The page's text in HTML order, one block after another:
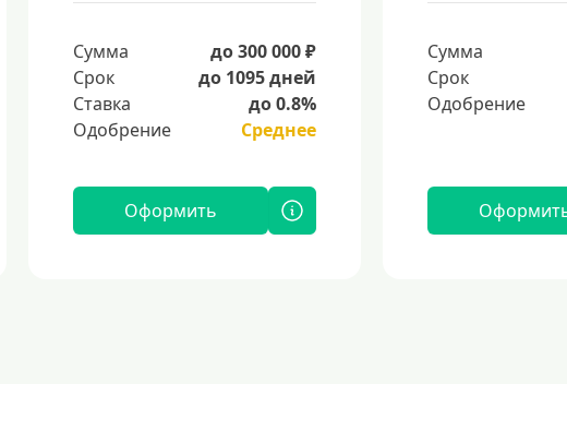
Сумма
до 300 000 ₽
Срок
до 1095 дней
Ставка
до 0.8%
Одобрение
Среднее
Оформить
Сумма
Срок
Одобрение